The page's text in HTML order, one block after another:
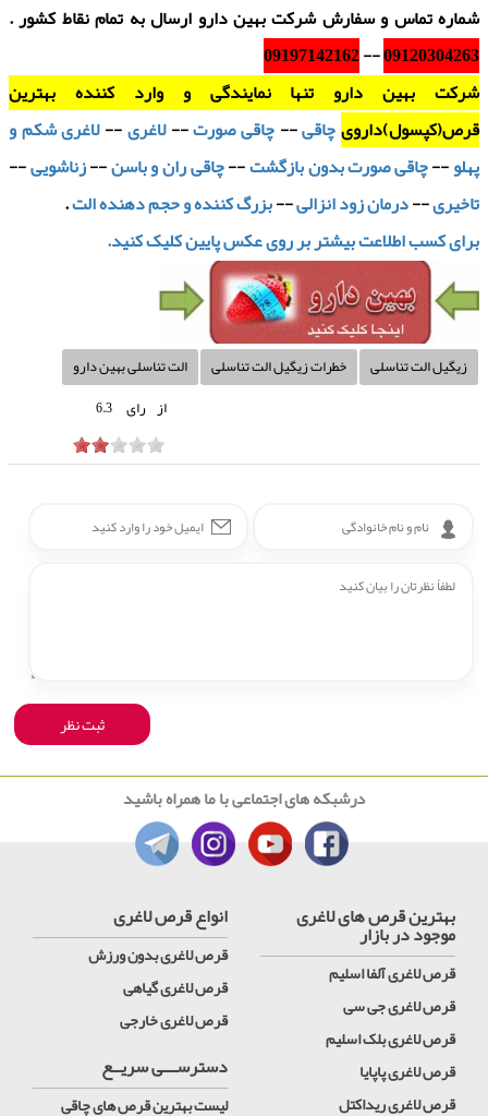
شماره تماس و سفارش شرکت بهین دارو ارسال به تمام نقاط کشور .
09120304263
--
09197142162
شرکت بهین دارو تنها نمایندگی و وارد کننده بهترین
قرص(کپسول)دارویچاقی--چاقی صورت--لاغری--لاغری شکم و
پهلو--چاقی صورت بدون بازگشت--چاقی ران و باسن--زناشویی--
تاخیری--درمان زود انزالی--بزرگ کننده و حجم دهنده الت.
برای کسب اطلاعت بیشتر بر روی عکس پایین کلیک کنید.
زیگیل الت تناسلی خطرات زیگیل الت تناسلی
الت تناسلی بهین دارو
از رای 6.3
درشبکه های اجتماعی با ما همراه باشید
بهترین قرص های لاغری
موجود در بازار
قرص لاغری آلفا اسلیم
قرص لاغری جی سی
قرص لاغری بلک اسلیم
قرص لاغری پاپایا
قرص لاغری ریداکتل
انواع قرص لاغری
قرص لاغری بدون ورزش
قرص لاغری گیاهی
قرص لاغری خارجی
دسترســـی سریــع
لیست بهترین قرص های چاقی